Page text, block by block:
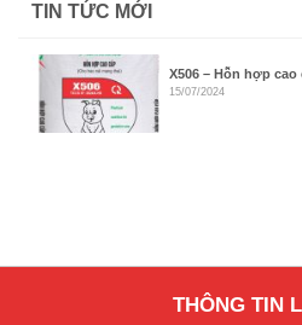
TIN TỨC MỚI
X506 – Hỗn hợp
15/07/2024
THÔNG TIN